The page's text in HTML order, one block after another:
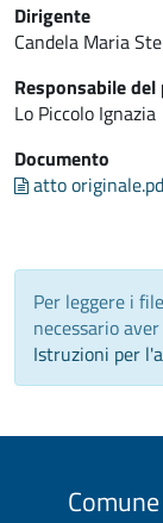
Dirigente
Candela Maria
Responsabile
Lo Piccolo Ignazia
Documento
atto
Per leggere i
necessario
Istruzioni per